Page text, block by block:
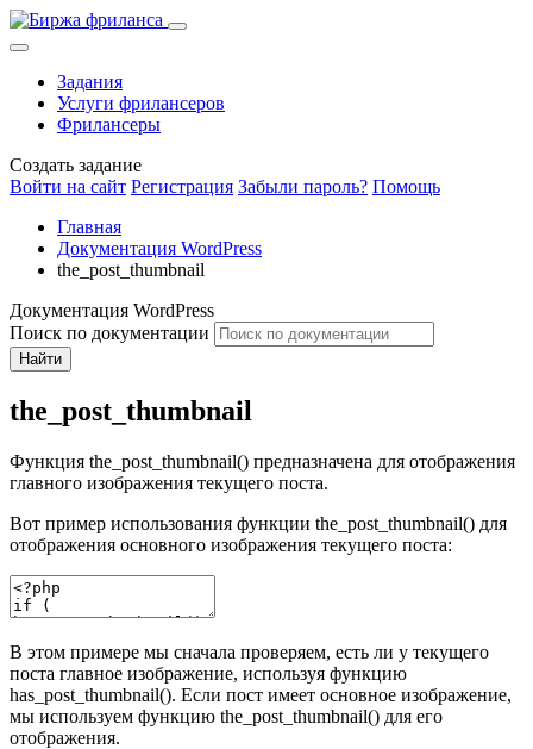
Задания
Услуги фрилансеров
Фрилансеры
Создать задание
Войти на сайт Регистрация Забыли пароль? Помощь
Главная
Документация WordPress
the_post_thumbnail
Документация WordPress
Поиск по документации
Найти
the_post_thumbnail
Функция the_post_thumbnail() предназначена для отображения
главного изображения текущего поста.
Вот пример использования функции the_post_thumbnail() для
отображения основного изображения текущего поста:
В этом примере мы сначала проверяем, есть ли у текущего
поста главное изображение, используя функцию
has_post_thumbnail(). Если пост имеет основное изображение,
мы используем функцию the_post_thumbnail() для его
отображения.